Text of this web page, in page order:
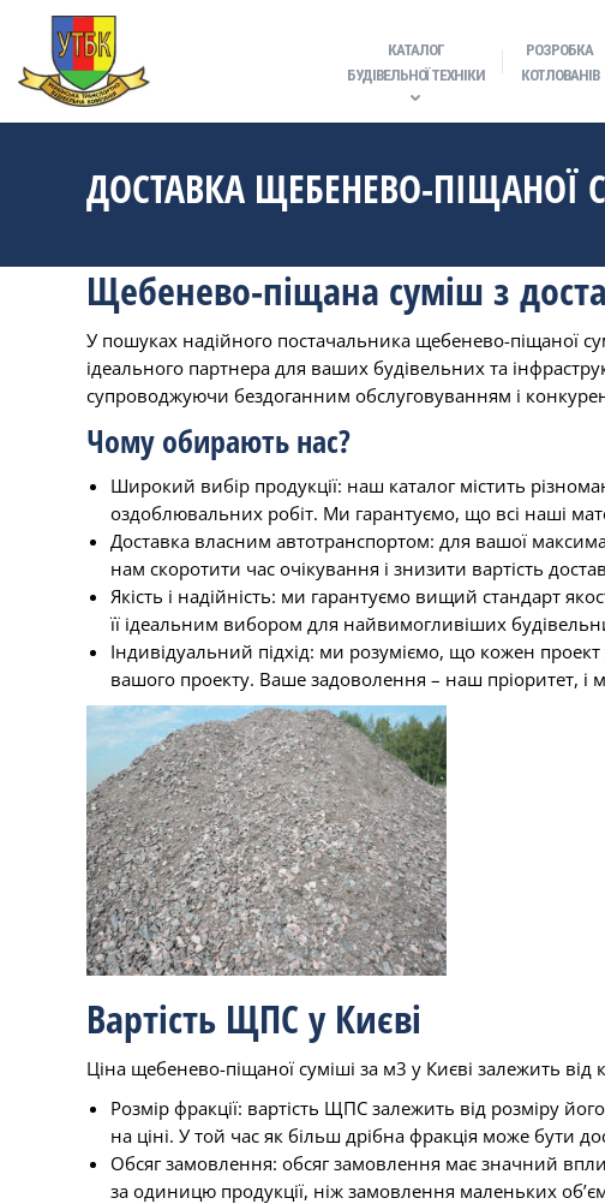
КАТАЛОГ
БУДІВЕЛЬНОЇ ТЕХНІКИ
РОЗРОБКА
КОТЛОВАНІВ
ДОСТАВКА ЩЕБЕНЕВО-ПІЩАНОЇ
Щебенево-піщана суміш з
У пошуках надійного постачальника щебенево-піщаної
ідеального партнера для ваших будівельних та
супроводжуючи бездоганним обслуговуванням і
Чому обирають нас?
Широкий вибір продукції: наш каталог містить
оздоблювальних робіт. Ми гарантуємо, що всі наші
Доставка власним автотранспортом: для вашої
нам скоротити час очікування і знизити вартість
Якість і надійність: ми гарантуємо вищий стандарт
її ідеальним вибором для найвимогливіших
Індивідуальний підхід: ми розуміємо, що кожен
вашого проекту. Ваше задоволення – наш пріоритет,
Вартість ЩПС у Києві
Ціна щебенево-піщаної суміші за м3 у Києві залежить від
Розмір фракції: вартість ЩПС залежить від розміру
на ціні. У той час як більш дрібна фракція може бути
Обсяг замовлення: обсяг замовлення має значний
за одиницю продукції, ніж замовлення маленьких